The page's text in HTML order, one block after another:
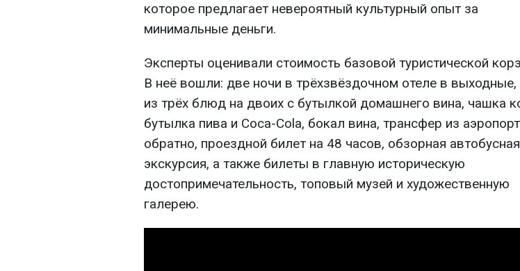
которое предлагает невероятный культурный опыт за
минимальные деньги.
Эксперты оценивали стоимость базовой туристической
В неё вошли: две ночи в трёхзвёздочном отеле в выходные,
из трёх блюд на двоих с бутылкой домашнего вина, чашка
бутылка пива и Coca-Cola, бокал вина, трансфер из
обратно, проездной билет на 48 часов, обзорная автобусная
экскурсия, а также билеты в главную историческую
достопримечательность, топовый музей и художественную
галерею.